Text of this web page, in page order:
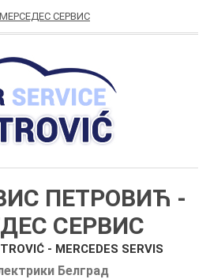
СЕРВИС
ПЕТРОВИЋ -
СЕРВИС
- MERCEDES SERVIS
Белград